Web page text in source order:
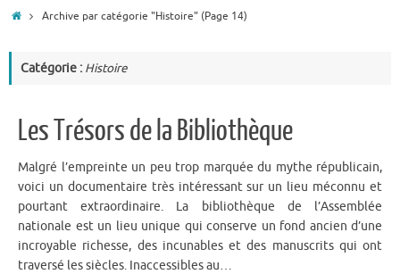
AccueilArchive par catégorie "Histoire"(Page 14)
Catégorie : Histoire
Les Trésors de la Bibliothèque
Malgré l’empreinte un peu trop marquée du mythe républicain,
voici un documentaire très intéressant sur un lieu méconnu et
pourtant extraordinaire. La bibliothèque de l’Assemblée
nationale est un lieu unique qui conserve un fond ancien d’une
incroyable richesse, des incunables et des manuscrits qui ont
traversé les siècles. Inaccessibles au…